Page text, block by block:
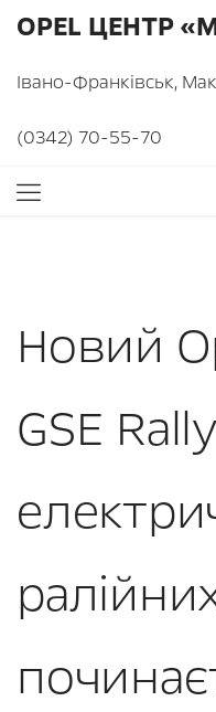
OPEL ЦЕНТР
Івано-Франківськ,
(0342) 70-55-70
Новий
GSE